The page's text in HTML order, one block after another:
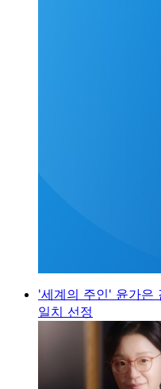
'세계의 주인' 윤가은
일치 선정